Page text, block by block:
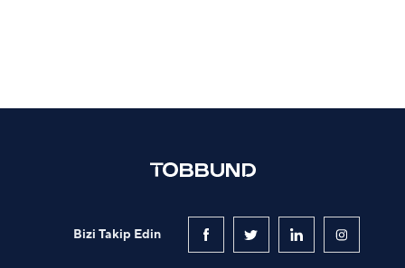
Bizi Takip Edin